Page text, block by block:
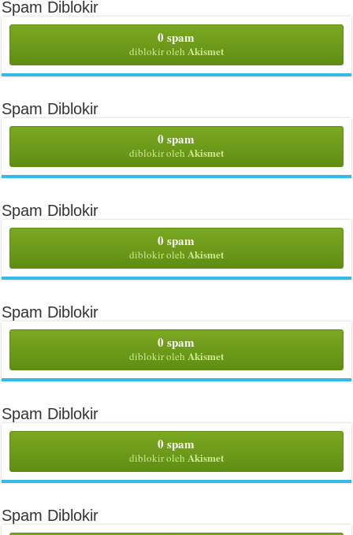
Spam Diblokir
0 spam
diblokir oleh Akismet
Spam Diblokir
0 spam
diblokir oleh Akismet
Spam Diblokir
0 spam
diblokir oleh Akismet
Spam Diblokir
0 spam
diblokir oleh Akismet
Spam Diblokir
0 spam
diblokir oleh Akismet
Spam Diblokir